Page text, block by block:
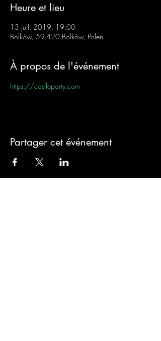
Heure et lieu
13 juil. 2019, 19:00
Bolków, 59-420 Bolków, Polen
À propos de l'événement
https://castleparty.com
Partager cet événement